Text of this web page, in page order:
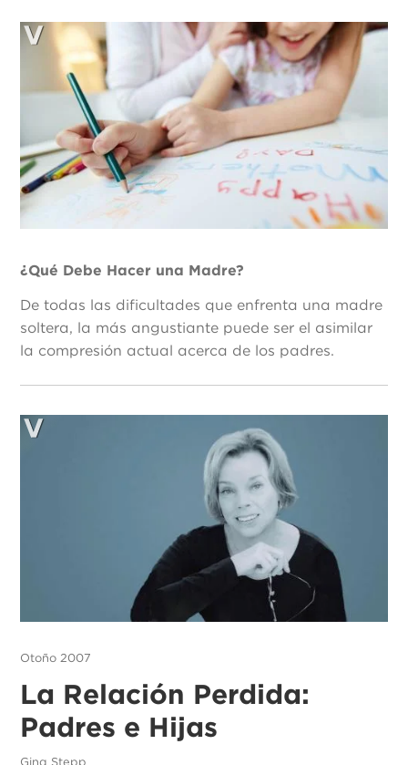
¿Qué Debe Hacer una Madre?
De todas las dificultades que enfrenta una madre
soltera, la más angustiante puede ser el asimilar
la compresión actual acerca de los padres.
Otoño 2007
La Relación Perdida:
Padres e Hijas
Gina Stepp